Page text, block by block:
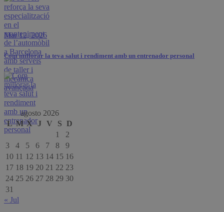
Mar 12, 2026
Com millorar la teva salut i rendiment amb un entrenador personal
agosto 2026
L M X J V S D
1
2
3
4 5 6 7 8
9
10 11 12 13 14 15 16
17 18 19 20 21 22 23
24 25 26 27 28 29 30
31
« Jul